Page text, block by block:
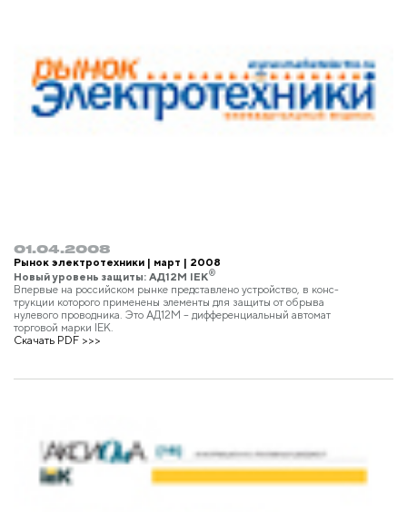
01.04.2008
Рынок электротехники | март | 2008
Новый уровень защиты: АД12М IEK®
Впервые на российском рынке представлено устройство, в конс-
трукции которого применены элементы для защиты от обрыва
нулевого проводника. Это АД12М – дифференциальный автомат
торговой марки IEK.
Скачать PDF >>>